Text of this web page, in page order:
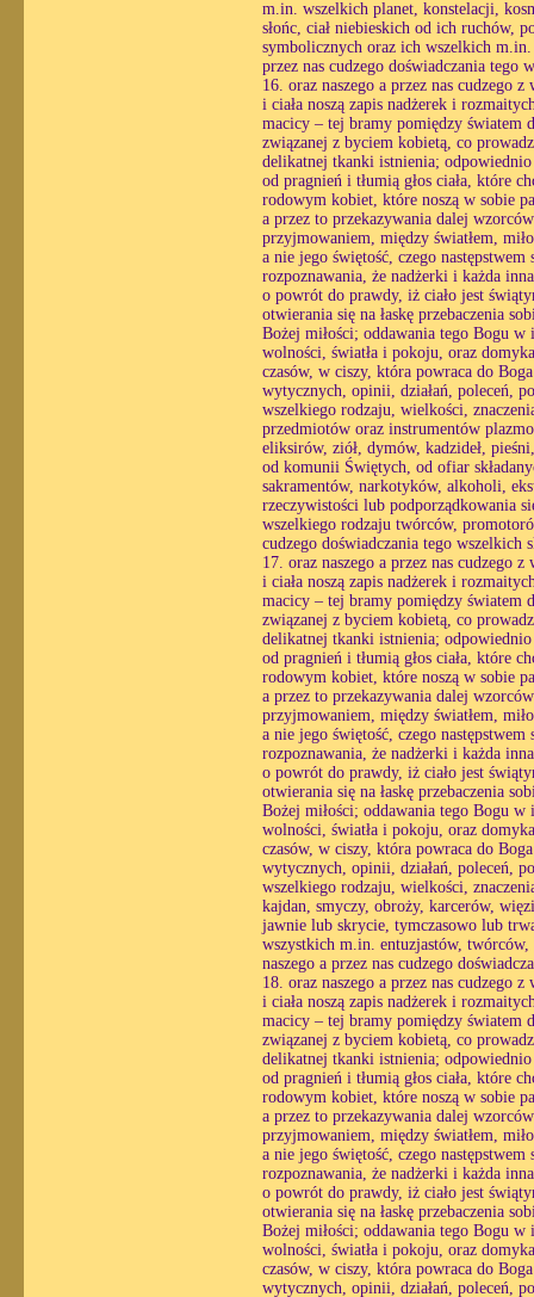
m.in. wszelkich planet, konstelacji,
słońc, ciał niebieskich od ich ruchów,
symbolicznych oraz ich wszelkich
przez nas cudzego doświadczania tego
16. oraz naszego a przez nas cudzego
i ciała noszą zapis nadżerek i
macicy – tej bramy pomiędzy światem
związanej z byciem kobietą, co
delikatnej tkanki istnienia;
od pragnień i tłumią głos ciała, które
rodowym kobiet, które noszą w sobie
a przez to przekazywania dalej
przyjmowaniem, między światłem,
a nie jego świętość, czego
rozpoznawania, że nadżerki i każda
o powrót do prawdy, iż ciało jest
otwierania się na łaskę przebaczenia
Bożej miłości; oddawania tego Bogu
wolności, światła i pokoju, oraz
czasów, w ciszy, która powraca do
wytycznych, opinii, działań, poleceń,
wszelkiego rodzaju, wielkości,
przedmiotów oraz instrumentów
eliksirów, ziół, dymów, kadzideł,
od komunii Świętych, od ofiar
sakramentów, narkotyków, alkoholi,
rzeczywistości lub podporządkowania
wszelkiego rodzaju twórców,
cudzego doświadczania tego wszelkich
17. oraz naszego a przez nas cudzego
i ciała noszą zapis nadżerek i
macicy – tej bramy pomiędzy światem
związanej z byciem kobietą, co
delikatnej tkanki istnienia;
od pragnień i tłumią głos ciała, które
rodowym kobiet, które noszą w sobie
a przez to przekazywania dalej
przyjmowaniem, między światłem,
a nie jego świętość, czego
rozpoznawania, że nadżerki i każda
o powrót do prawdy, iż ciało jest
otwierania się na łaskę przebaczenia
Bożej miłości; oddawania tego Bogu
wolności, światła i pokoju, oraz
czasów, w ciszy, która powraca do
wytycznych, opinii, działań, poleceń,
wszelkiego rodzaju, wielkości,
kajdan, smyczy, obroży, karcerów,
jawnie lub skrycie, tymczasowo lub
wszystkich m.in. entuzjastów,
naszego a przez nas cudzego
18. oraz naszego a przez nas cudzego
i ciała noszą zapis nadżerek i
macicy – tej bramy pomiędzy światem
związanej z byciem kobietą, co
delikatnej tkanki istnienia;
od pragnień i tłumią głos ciała, które
rodowym kobiet, które noszą w sobie
a przez to przekazywania dalej
przyjmowaniem, między światłem,
a nie jego świętość, czego
rozpoznawania, że nadżerki i każda
o powrót do prawdy, iż ciało jest
otwierania się na łaskę przebaczenia
Bożej miłości; oddawania tego Bogu
wolności, światła i pokoju, oraz
czasów, w ciszy, która powraca do
wytycznych, opinii, działań, poleceń,